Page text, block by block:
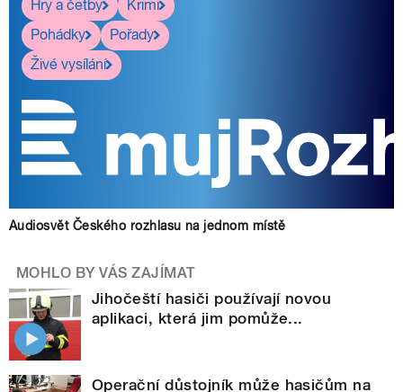
Hry a četby
Krimi
Pohádky
Pořady
Živé vysílání
Audiosvět Českého rozhlasu na jednom místě
MOHLO BY VÁS ZAJÍMAT
Jihočeští hasiči používají novou
aplikaci, která jim pomůže...
Operační důstojník může hasičům na